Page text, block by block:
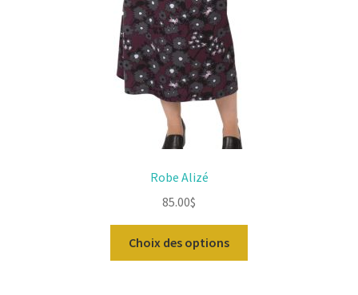
Robe Alizé
85.00$
Choix des options